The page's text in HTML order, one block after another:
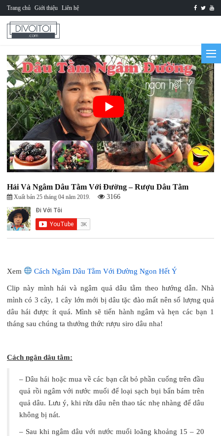
Trang chủ Giới thiệu Liên hệ
Hái Và Ngâm Dâu Tằm Với Đường – Rượu Dâu Tằm
Xuất bản 25 tháng 04 năm 2019. 3166
Xem Cách Ngâm Dâu Tằm Với Đường Ngon Hết Ý
Clip này mình hái và ngâm quả dâu tằm theo hướng dẫn. Nhà
mình có 3 cây, 1 cây lớn mới bị dâu tặc đào mất nên số lượng quả
dâu hái được ít quá. Mình sẽ tiến hành ngâm và hẹn các bạn 1
tháng sau chúng ta thưởng thức rượu siro dâu nha!
Cách ngân dâu tằm:
– Dâu hái hoặc mua về các bạn cắt bỏ phần cuống trên đầu
quả rồi ngâm với nước muối để loại sạch bụi bẩn bám trên
quả dâu. Lưu ý, khi rửa dâu nên thao tác nhẹ nhàng để dâu
không bị nát.
– Sau khi ngâm dâu với nước muối loãng khoảng 15 – 20